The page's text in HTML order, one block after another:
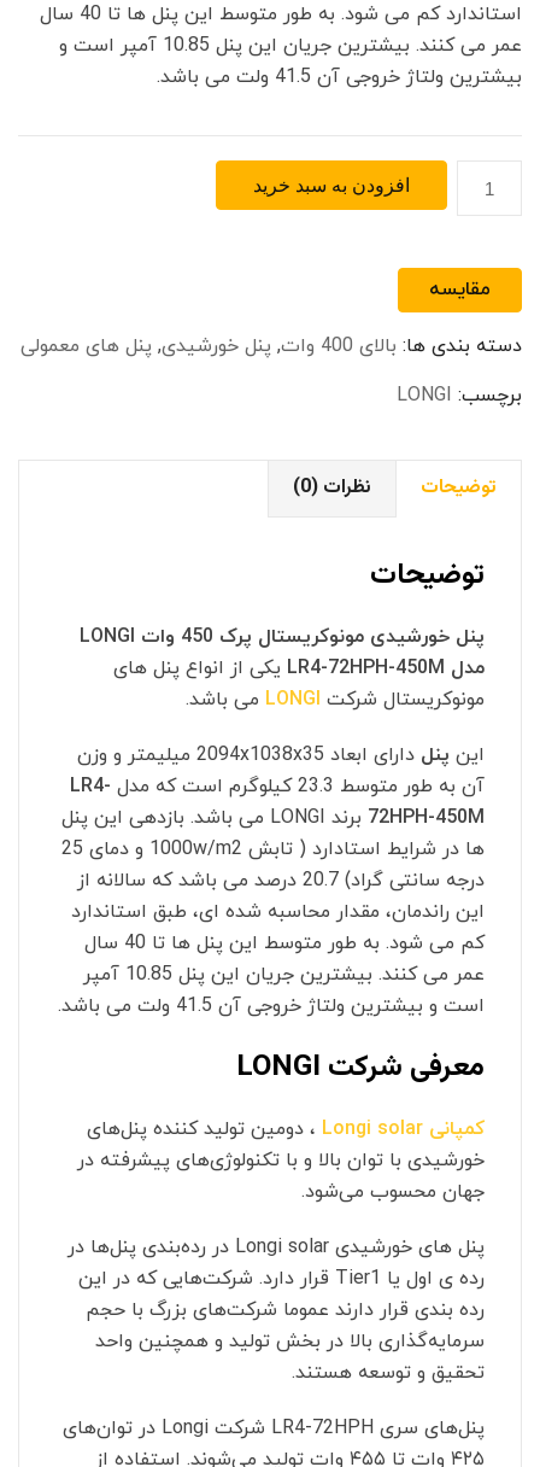
استاندارد کم می شود. به طور متوسط این پنل ها تا 40 سال
عمر می کنند. بیشترین جریان این پنل 10.85 آمپر است و
بیشترین ولتاژ خروجی آن 41.5 ولت می باشد.
خورشیدی
پرک
LONGI
مدل
72HPH-
450M
افزودن به سبد خرید
مقایسه
دسته بندی ها: بالای 400 وات , پنل خورشیدی, پنل های معمولی
برچسب: LONGI
توضیحات نظرات (0)
توضیحات
پنل خورشیدی مونوکریستال پرک 450 وات LONGI
مدل LR4-72HPH-450M
یکی از انواع پنل های
مونوکریستال شرکت LONGI می باشد.
این پنل
دارای ابعاد 2094x1038x35 میلیمتر و وزن
آن به طور متوسط 23.3 کیلوگرم است که مدل
LR4-
72HPH-450M
برند LONGI می باشد. بازدهی این پنل
ها در شرایط استادارد ( تابش 1000w/m2 و دمای 25
درجه سانتی گراد) 20.7 درصد می باشد که سالانه از
این راندمان، مقدار محاسبه شده ای، طبق استاندارد
کم می شود. به طور متوسط این پنل ها تا 40 سال
عمر می کنند. بیشترین جریان این پنل 10.85 آمپر
است و بیشترین ولتاژ خروجی آن 41.5 ولت می باشد.
معرفی شرکت LONGI
کمپانی Longi solar
، دومین تولید کننده پنل‌های
خورشیدی با توان بالا و با تکنولوژی‌های پیشرفته در
جهان محسوب می‌شود.
پنل های خورشیدی Longi solar در رده‌بندی پنل‌ها در
رده ی اول یا Tier1 قرار دارد. شرکت‌هایی که در این
رده بندی قرار دارند عموما شرکت‌های بزرگ با حجم
سرمایه‌گذاری بالا در بخش تولید و همچنین واحد
تحقیق و توسعه هستند.
پنل‌های سری LR4-72HPH شرکت Longi در توان‌های
۴۲۵ وات تا ۴۵۵ وات تولید می‌شوند. استفاده از